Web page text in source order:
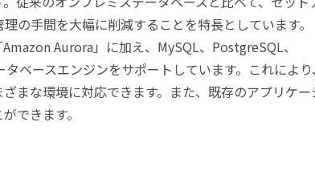
の手間を大幅に削減することを特長としています。
Aurora」に加え、MySQL、PostgreSQL、
ベースエンジンをサポートしています。これによ
まな環境に対応できます。また、既存のアプリケー
できます。